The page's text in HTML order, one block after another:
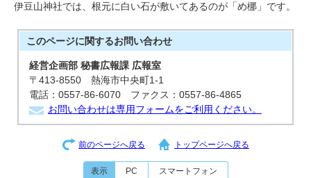
伊豆山神社では、根元に白い石が敷いてあるのが「め梛」です。
このページに関するお問い合わせ
経営企画部 秘書広報課 広報室
〒413-8550 熱海市中央町1-1
電話：0557-86-6070 ファクス：0557-86-4865
お問い合わせは専用フォームをご利用ください。
前のページへ戻る トップページへ戻る
表示 PC スマートフォン